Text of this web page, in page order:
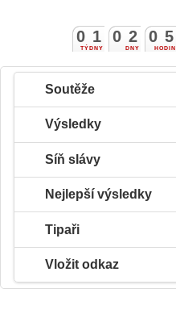
TÝDNY
0 1
DNY
0 2
HODIN
0 5
Soutěže
Výsledky
Síň slávy
Nejlepší výsledky
Tipaři
Vložit odkaz